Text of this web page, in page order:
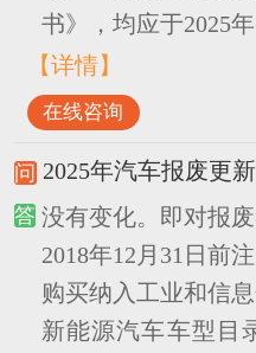
书》，均应于2025
【详情】
在线咨询
2025年汽车报废更
没有变化。即对报
2018年12月31日前
购买纳入工业和信
新能源汽车车型目